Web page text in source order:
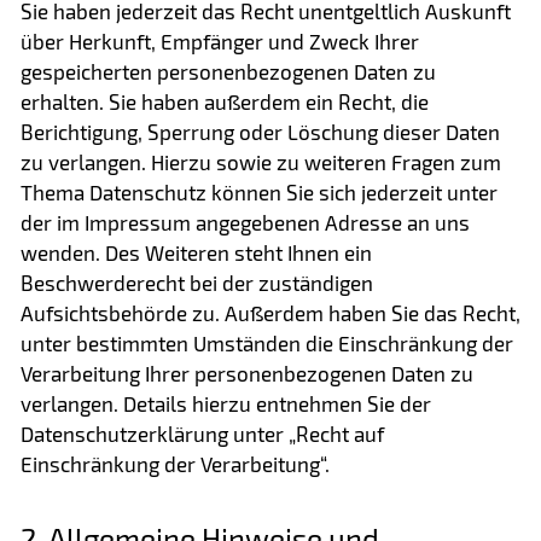
Sie haben jederzeit das Recht unentgeltlich Auskunft
über Herkunft, Empfänger und Zweck Ihrer
gespeicherten personenbezogenen Daten zu
erhalten. Sie haben außerdem ein Recht, die
Berichtigung, Sperrung oder Löschung dieser Daten
zu verlangen. Hierzu sowie zu weiteren Fragen zum
Thema Datenschutz können Sie sich jederzeit unter
der im Impressum angegebenen Adresse an uns
wenden. Des Weiteren steht Ihnen ein
Beschwerderecht bei der zuständigen
Aufsichtsbehörde zu. Außerdem haben Sie das Recht,
unter bestimmten Umständen die Einschränkung der
Verarbeitung Ihrer personenbezogenen Daten zu
verlangen. Details hierzu entnehmen Sie der
Datenschutzerklärung unter „Recht auf
Einschränkung der Verarbeitung“.